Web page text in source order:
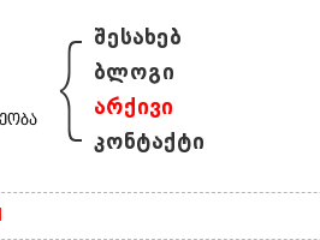
{ შესახებ
ბლოგი
არქივი
კონტაქტი